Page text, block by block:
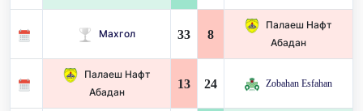
Махгол 33 8
Палаеш Нафт
Абадан
Палаеш Нафт
Абадан
13 24 Zobahan Esfahan